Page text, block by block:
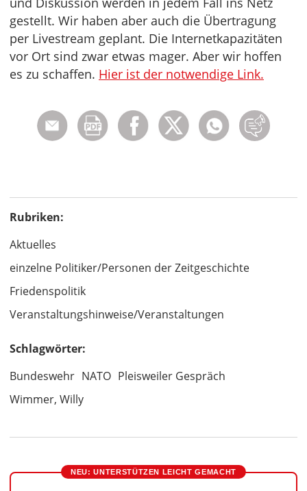
gestellt. Wir haben aber auch die Übertragung
per Livestream geplant. Die Internetkapazitäten
vor Ort sind zwar etwas mager. Aber wir hoffen
es zu schaffen. Hier ist der notwendige Link.
Rubriken:
Aktuelles
einzelne Politiker/Personen der Zeitgeschichte
Friedenspolitik
Veranstaltungshinweise/Veranstaltungen
Schlagwörter:
Bundeswehr NATO Pleisweiler Gespräch
Wimmer, Willy
NEU: UNTERSTÜTZEN LEICHT GEMACHT